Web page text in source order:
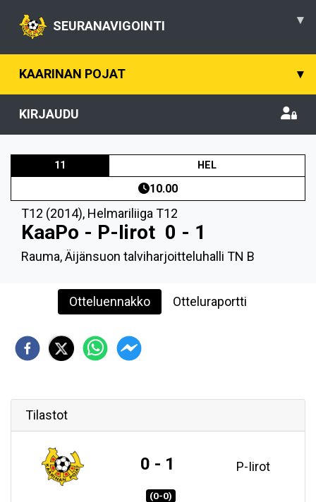
SEURANAVIGOINTI ▾
KAARINAN POJAT ▾
KIRJAUDU
11 HEL
10.00
T12 (2014), Helmariliiga T12
KaaPo - P-Iirot 0 - 1
Rauma, Äijänsuon talviharjoitteluhalli TN B
Otteluennakko Otteluraportti
Tilastot
0 - 1 P-Iirot
(0-0)